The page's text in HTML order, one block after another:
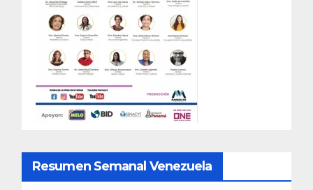
Resumen Semanal Venezuela